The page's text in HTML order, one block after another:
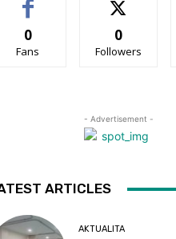
0
Fans
0
Followers
- Advertisement -
ARTICLES
AKTUALITA